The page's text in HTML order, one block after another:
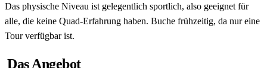
Das physische Niveau ist gelegentlich sportlich, also geeignet für
alle, die keine Quad-Erfahrung haben. Buche frühzeitig, da nur eine
Tour verfügbar ist.
Das Angebot